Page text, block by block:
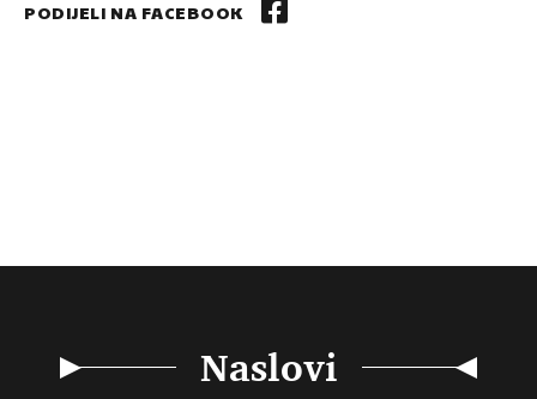
PODIJELI NA FACEBOOK
Naslovi